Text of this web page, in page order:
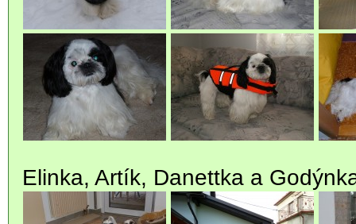
Elinka, Artík, Danettka a